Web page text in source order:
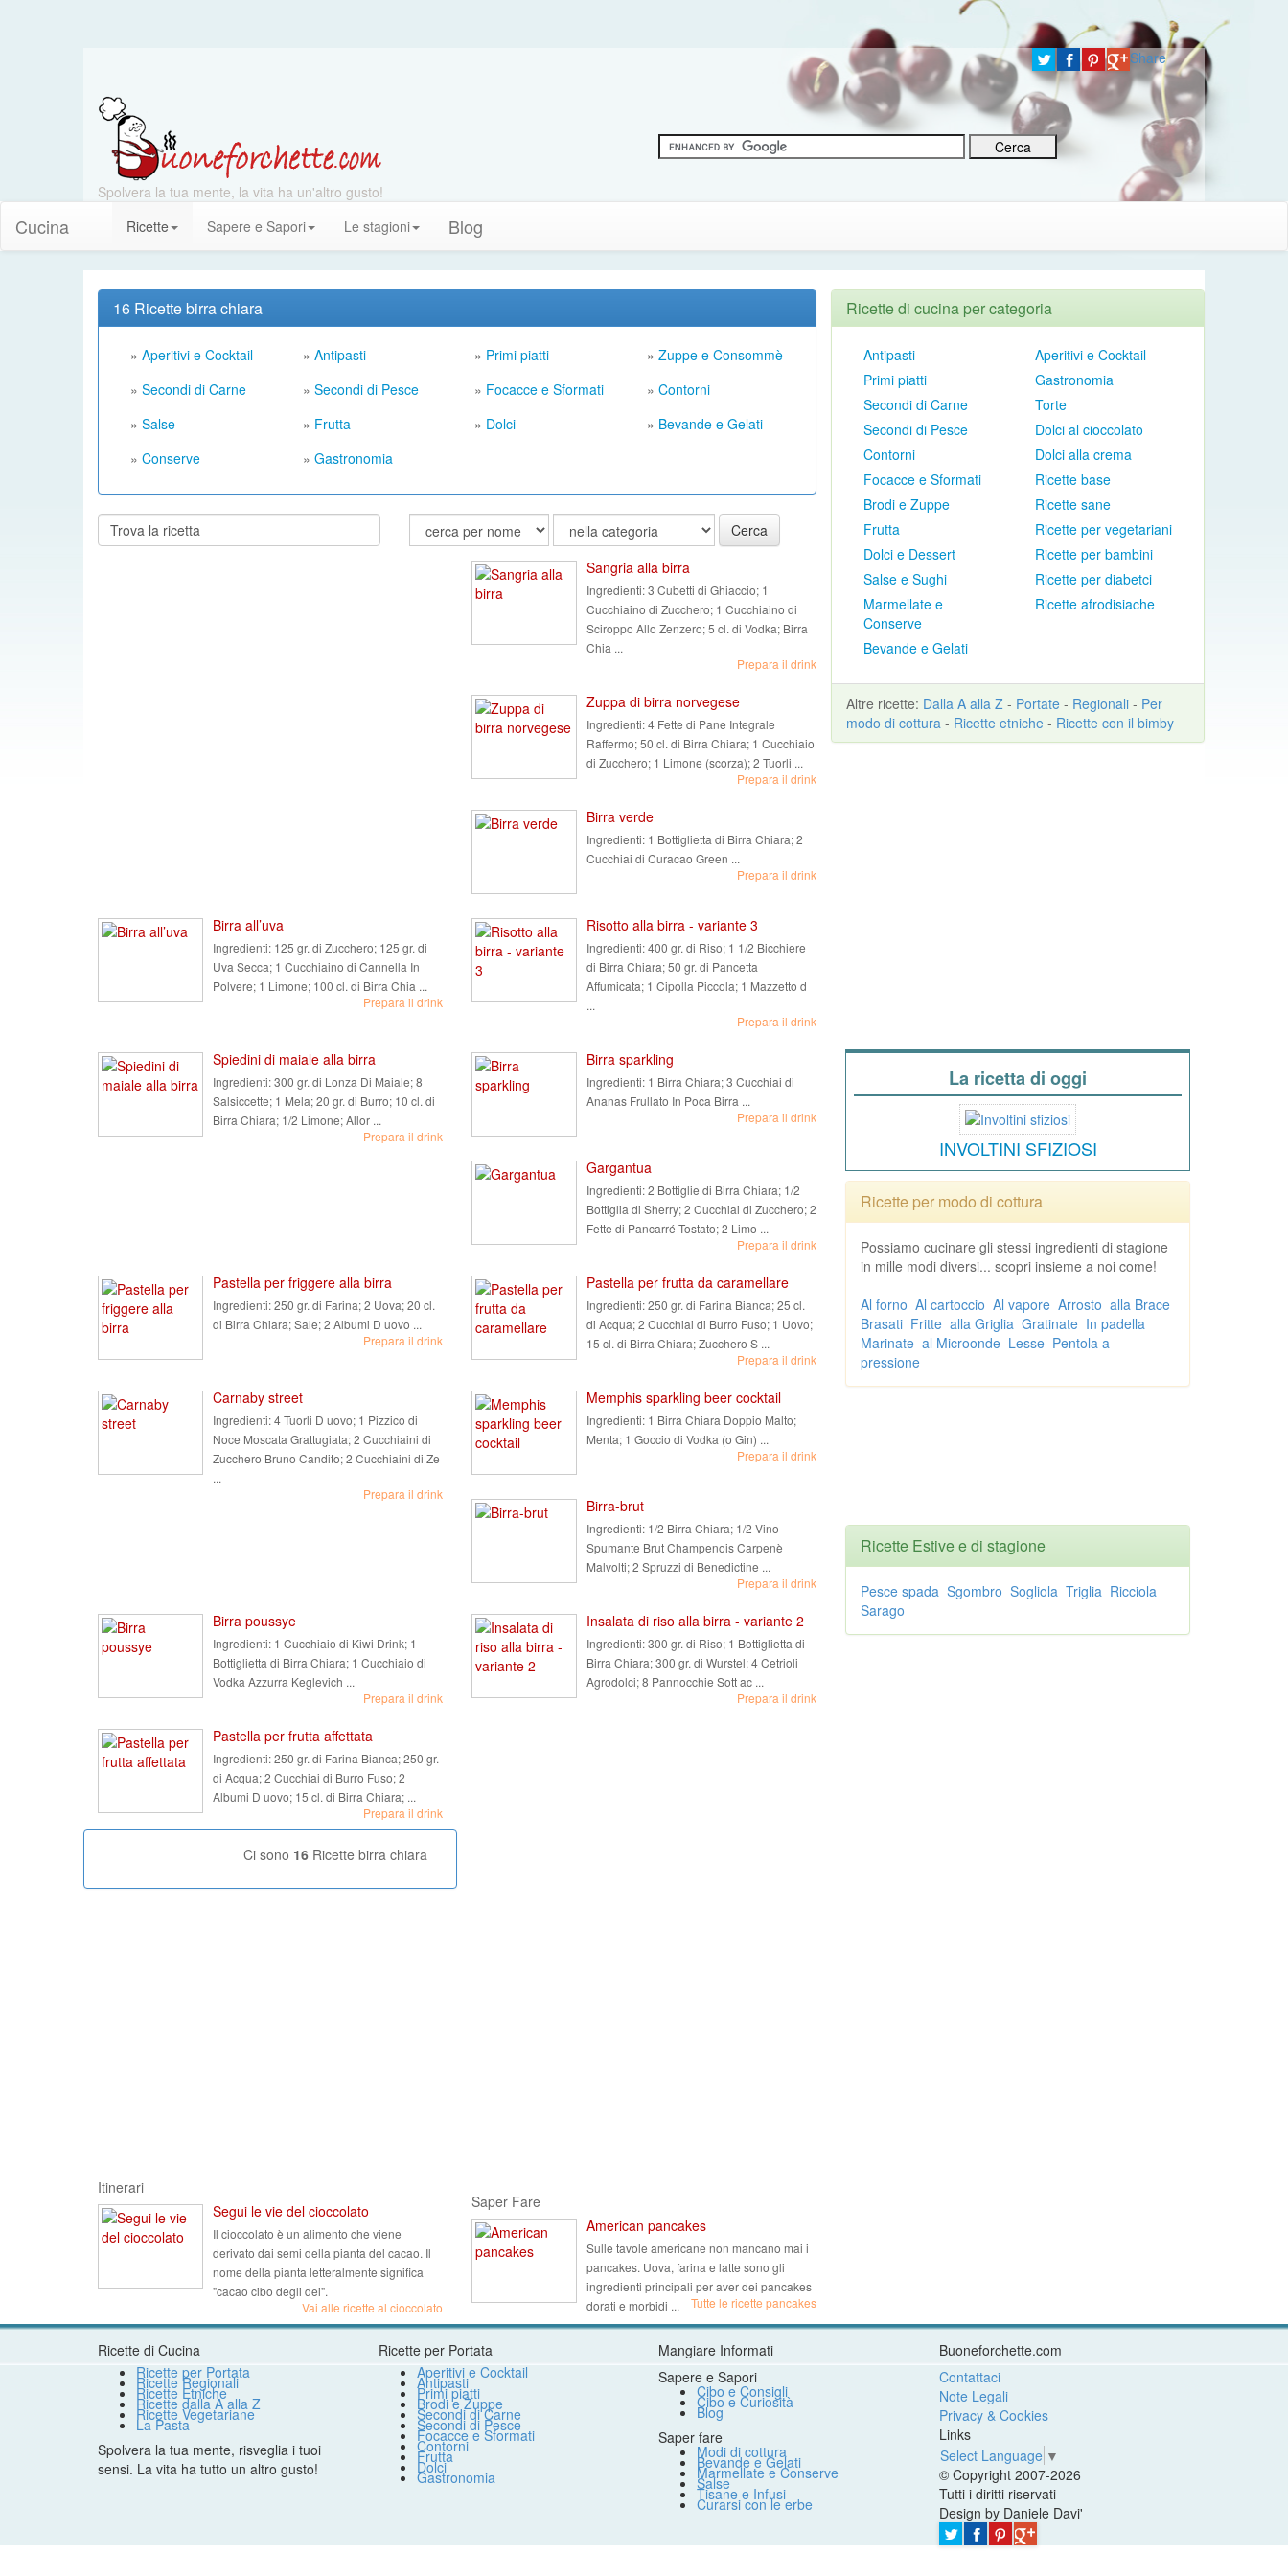
Share
Spolvera la tua mente, la vita ha un'altro gusto!
Cucina Ricette Sapere e Sapori Le stagioni Blog
16 Ricette birra chiara
» Aperitivi e Cocktail » Antipasti » Primi piatti » Zuppe e Consommè
» Secondi di Carne » Secondi di Pesce » Focacce e Sformati » Contorni
» Salse » Frutta » Dolci » Bevande e Gelati
» Conserve » Gastronomia
Cerca
Cerca
Sangria alla birra
Ingredienti:3 Cubetti di Ghiaccio; 1
Cucchiaino di Zucchero; 1 Cucchiaino di
Sciroppo Allo Zenzero; 5 cl. di Vodka; Birra
Chia ...
Prepara il drink
Zuppa di birra norvegese
Ingredienti:4 Fette di Pane Integrale
Raffermo; 50 cl. di Birra Chiara; 1 Cucchiaio
di Zucchero; 1 Limone (scorza); 2 Tuorli ...
Prepara il drink
Birra verde
Ingredienti: 1 Bottiglietta di Birra Chiara; 2
Cucchiai di Curacao Green ...
Prepara il drink
Birra all’uva
Ingredienti: 125 gr. di Zucchero; 125 gr. di
Uva Secca; 1 Cucchiaino di Cannella In
Polvere; 1 Limone; 100 cl. di Birra Chia ...
Prepara il drink
Risotto alla birra - variante 3
Ingredienti:400 gr. di Riso; 1 1/2 Bicchiere
di Birra Chiara; 50 gr. di Pancetta
Affumicata; 1 Cipolla Piccola; 1 Mazzetto d
...
Prepara il drink
Spiedini di maiale alla birra
Ingredienti:300 gr. di Lonza Di Maiale; 8
Salsiccette; 1 Mela; 20 gr. di Burro; 10 cl. di
Birra Chiara; 1/2 Limone; Allor ...
Prepara il drink
Birra sparkling
Ingredienti: 1 Birra Chiara; 3 Cucchiai di
Ananas Frullato In Poca Birra ...
Prepara il drink
Gargantua
Ingredienti:2 Bottiglie di Birra Chiara; 1/2
Bottiglia di Sherry; 2 Cucchiai di Zucchero; 2
Fette di Pancarré Tostato; 2 Limo ...
Prepara il drink
Pastella per friggere alla birra
Ingredienti:250 gr. di Farina; 2 Uova; 20 cl.
di Birra Chiara; Sale; 2 Albumi D uovo ...
Prepara il drink
Pastella per frutta da caramellare
Ingredienti:250 gr. di Farina Bianca; 25 cl.
di Acqua; 2 Cucchiai di Burro Fuso; 1 Uovo;
15 cl. di Birra Chiara; Zucchero S ...
Prepara il drink
Carnaby street
Ingredienti:4 Tuorli D uovo; 1 Pizzico di
Noce Moscata Grattugiata; 2 Cucchiaini di
Zucchero Bruno Candito; 2 Cucchiaini di Ze
...
Prepara il drink
Memphis sparkling beer cocktail
Ingredienti: 1 Birra Chiara Doppio Malto;
Menta; 1 Goccio di Vodka (o Gin) ...
Prepara il drink
Birra-brut
Ingredienti: 1/2 Birra Chiara; 1/2 Vino
Spumante Brut Champenois Carpenè
Malvolti; 2 Spruzzi di Benedictine ...
Prepara il drink
Birra poussye
Ingredienti: 1 Cucchiaio di Kiwi Drink; 1
Bottiglietta di Birra Chiara; 1 Cucchiaio di
Vodka Azzurra Keglevich ...
Prepara il drink
Insalata di riso alla birra - variante 2
Ingredienti:300 gr. di Riso; 1 Bottiglietta di
Birra Chiara; 300 gr. di Wurstel; 4 Cetrioli
Agrodolci; 8 Pannocchie Sott ac ...
Prepara il drink
Pastella per frutta affettata
Ingredienti:250 gr. di Farina Bianca; 250 gr.
di Acqua; 2 Cucchiai di Burro Fuso; 2
Albumi D uovo; 15 cl. di Birra Chiara; ...
Prepara il drink
Ci sono 16 Ricette birra chiara
Itinerari
Segui le vie del cioccolato
Il cioccolato è un alimento che viene
derivato dai semi della pianta del cacao. Il
nome della pianta letteralmente significa
"cacao cibo degli dei".
Vai alle ricette al cioccolato
Saper Fare
American pancakes
Sulle tavole americane non mancano mai i
pancakes. Uova, farina e latte sono gli
ingredienti principali per aver dei pancakes
dorati e morbidi ...
Tutte le ricette pancakes
Ricette di cucina per categoria
Antipasti
Primi piatti
Secondi di Carne
Secondi di Pesce
Contorni
Focacce e Sformati
Brodi e Zuppe
Frutta
Dolci e Dessert
Salse e Sughi
Marmellate e
Conserve
Bevande e Gelati
Aperitivi e Cocktail
Gastronomia
Torte
Dolci al cioccolato
Dolci alla crema
Ricette base
Ricette sane
Ricette per vegetariani
Ricette per bambini
Ricette per diabetci
Ricette afrodisiache
Altre ricette: Dalla A alla Z - Portate - Regionali - Per
modo di cottura - Ricette etniche - Ricette con il bimby
La ricetta di oggi
INVOLTINI SFIZIOSI
Ricette per modo di cottura
Possiamo cucinare gli stessi ingredienti di stagione
in mille modi diversi... scopri insieme a noi come!
Al forno Al cartoccio Al vapore Arrosto alla Brace
Brasati Fritte alla Griglia Gratinate In padella
Marinate al Microonde Lesse Pentola a
pressione
Ricette Estive e di stagione
Pesce spada Sgombro Sogliola Triglia Ricciola
Sarago
Ricette di Cucina
Ricette per Portata
Ricette Regionali
Ricette Etniche
Ricette dalla A alla Z
Ricette Vegetariane
La Pasta
Spolvera la tua mente, risveglia i tuoi
sensi. La vita ha tutto un altro gusto!
Ricette per Portata
Aperitivi e Cocktail
Antipasti
Primi piatti
Brodi e Zuppe
Secondi di Carne
Secondi di Pesce
Focacce e Sformati
Contorni
Frutta
Dolci
Gastronomia
Mangiare Informati
Sapere e Sapori
Cibo e Consigli
Cibo e Curiosità
Blog
Saper fare
Modi di cottura
Bevande e Gelati
Marmellate e Conserve
Salse
Tisane e Infusi
Curarsi con le erbe
Buoneforchette.com
Contattaci
Note Legali
Privacy & Cookies
Links
Select Language ▼
© Copyright 2007-2026
Tutti i diritti riservati
Design by Daniele Davi'